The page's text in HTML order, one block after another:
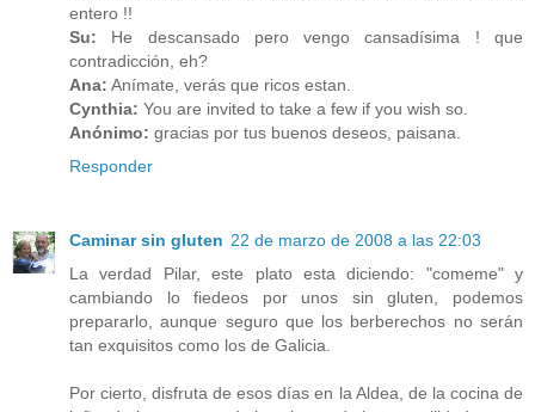
entero !!
Su: He descansado pero vengo cansadísima ! que
contradicción, eh?
Ana: Anímate, verás que ricos estan.
Cynthia: You are invited to take a few if you wish so.
Anónimo: gracias por tus buenos deseos, paisana.
Responder
Caminar sin gluten 22 de marzo de 2008 a las 22:03
La verdad Pilar, este plato esta diciendo: "comeme" y
cambiando lo fiedeos por unos sin gluten, podemos
prepararlo, aunque seguro que los berberechos no serán
tan exquisitos como los de Galicia.
Por cierto, disfruta de esos días en la Aldea, de la cocina de